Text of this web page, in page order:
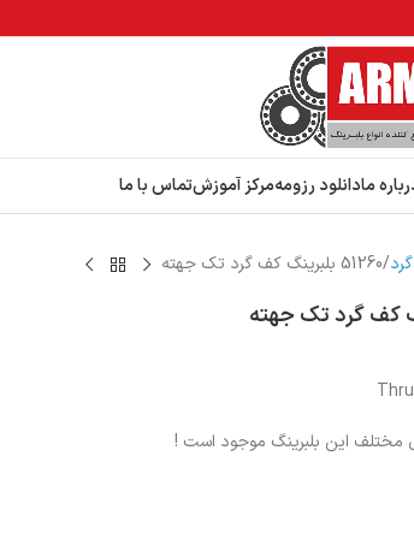
مادانلود رزومهمرکز آموزشتماس با ما
51260 بلبرینگ کف گرد تک جهته
مختلف این بلبرینگ موجود است !